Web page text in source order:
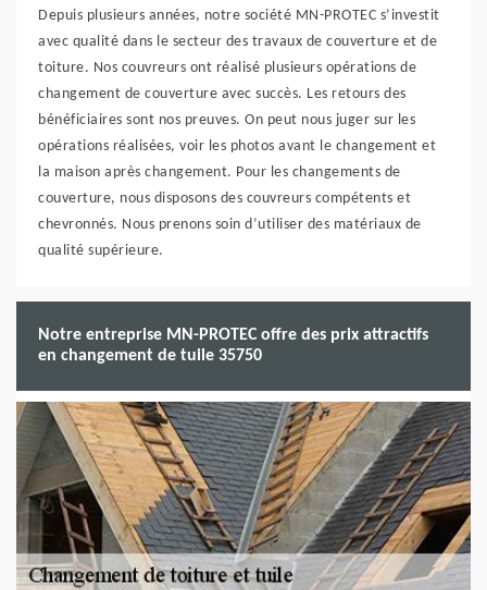
Depuis plusieurs années, notre société MN-PROTEC s’investit
avec qualité dans le secteur des travaux de couverture et de
toiture. Nos couvreurs ont réalisé plusieurs opérations de
changement de couverture avec succès. Les retours des
bénéficiaires sont nos preuves. On peut nous juger sur les
opérations réalisées, voir les photos avant le changement et
la maison après changement. Pour les changements de
couverture, nous disposons des couvreurs compétents et
chevronnés. Nous prenons soin d’utiliser des matériaux de
qualité supérieure.
Notre entreprise MN-PROTEC offre des prix attractifs
en changement de tuile 35750